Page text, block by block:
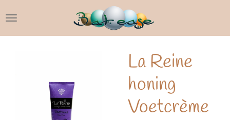
direct
naar
La Reine
honing
Voetcrème